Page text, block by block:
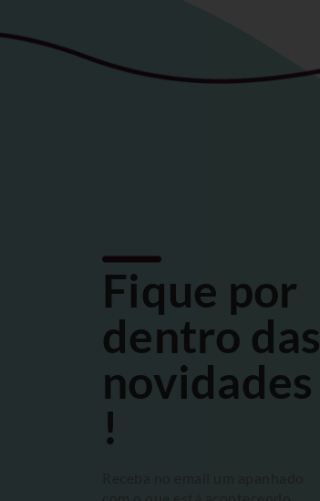
Fique por
dentro das
novidades
!